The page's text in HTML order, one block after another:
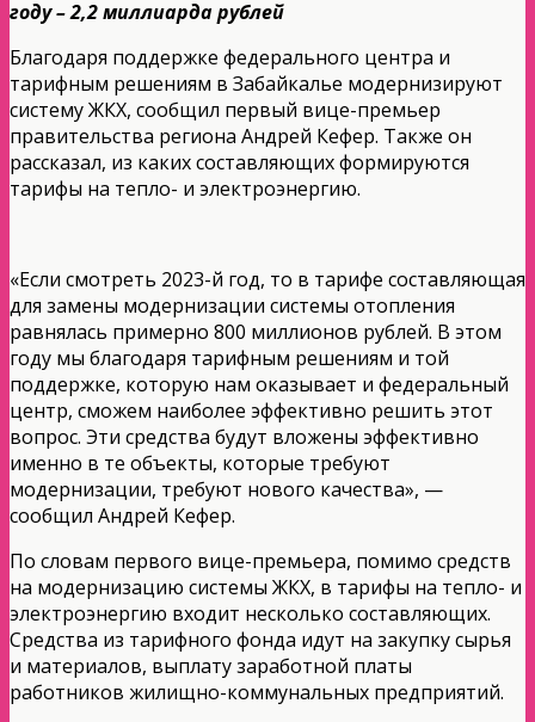
году – 2,2 миллиарда рублей
Благодаря поддержке федерального центра и
тарифным решениям в Забайкалье модернизируют
систему ЖКХ, сообщил первый вице-премьер
правительства региона Андрей Кефер. Также он
рассказал, из каких составляющих формируются
тарифы на тепло- и электроэнергию.
«Если смотреть 2023-й год, то в тарифе составляющая
для замены модернизации системы отопления
равнялась примерно 800 миллионов рублей. В этом
году мы благодаря тарифным решениям и той
поддержке, которую нам оказывает и федеральный
центр, сможем наиболее эффективно решить этот
вопрос. Эти средства будут вложены эффективно
именно в те объекты, которые требуют
модернизации, требуют нового качества», —
сообщил Андрей Кефер.
По словам первого вице-премьера, помимо средств
на модернизацию системы ЖКХ, в тарифы на тепло- и
электроэнергию входит несколько составляющих.
Средства из тарифного фонда идут на закупку сырья
и материалов, выплату заработной платы
работников жилищно-коммунальных предприятий.